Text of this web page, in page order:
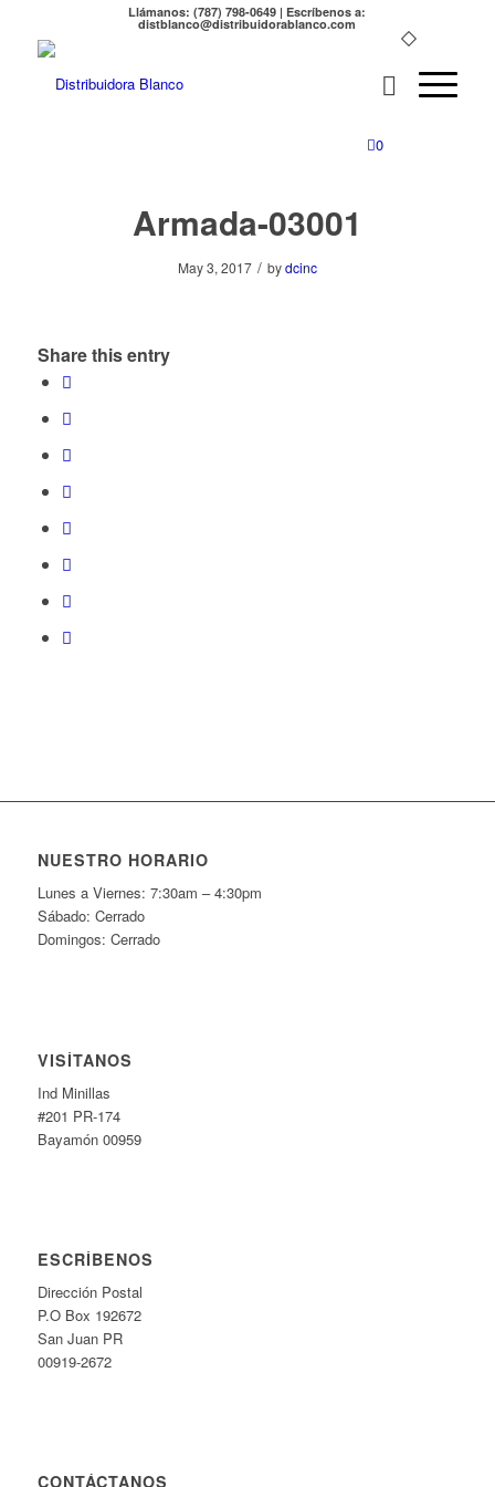
Llámanos: (787) 798-0649 | Escríbenos a:
distblanco@distribuidorablanco.com
0
Armada-03001
May 3, 2017 / bydcinc
Share this entry
NUESTRO HORARIO
Lunes a Viernes: 7:30am – 4:30pm
Sábado: Cerrado
Domingos: Cerrado
VISÍTANOS
Ind Minillas
#201 PR-174
Bayamón 00959
ESCRÍBENOS
Dirección Postal
P.O Box 192672
San Juan PR
00919-2672
CONTÁCTANOS